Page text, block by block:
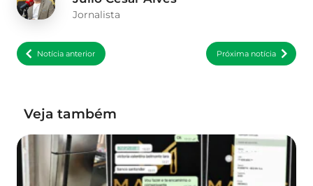
Jornalista
Notícia anterior Próxima notícia
Veja também